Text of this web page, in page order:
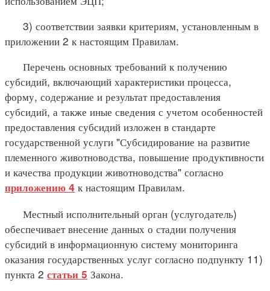
3) соответствии заявки критериям, установленным в
приложении 2 к настоящим Правилам.
Перечень основных требований к получению
субсидий, включающий характеристики процесса,
форму, содержание и результат предоставления
субсидий, а также иные сведения с учетом особенностей
предоставления субсидий изложен в стандарте
государственной услуги "Субсидирование на развитие
племенного животноводства, повышение продуктивности
и качества продукции животноводства" согласно
приложению 4 к настоящим Правилам.
Местный исполнительный орган (услугодатель)
обеспечивает внесение данных о стадии получения
субсидий в информационную систему мониторинга
оказания государственных услуг согласно подпункту 11)
пункта 2 статьи 5 Закона.